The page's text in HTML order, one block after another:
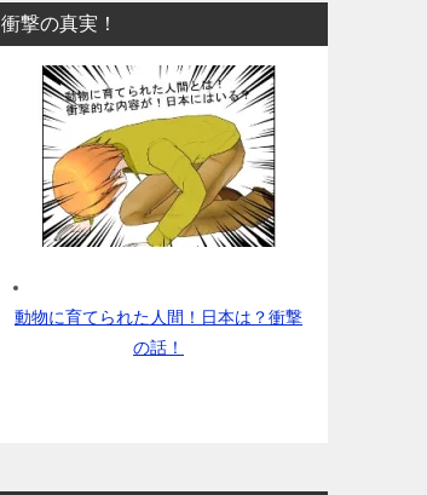
衝撃の真実！
動物に育てられた人間！日本は？衝撃
の話！